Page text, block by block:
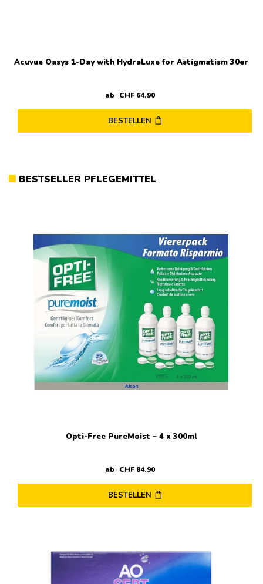
Acuvue Oasys 1-Day with HydraLuxe for Astigmatism 30er
ab CHF64.90
BESTELLEN
mehrere
auf
Produktseite
gewählt
werden
BESTSELLER PFLEGEMITTEL
Opti-Free PureMoist – 4 x 300ml
ab CHF84.90
BESTELLEN